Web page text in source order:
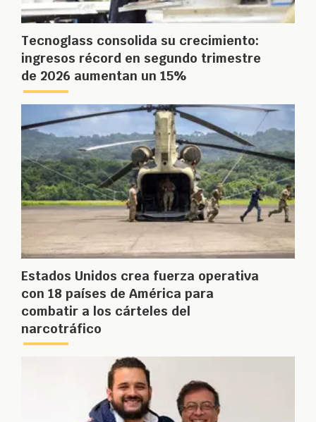
Tecnoglass consolida su crecimiento:
ingresos récord en segundo trimestre
de 2026 aumentan un 15%
Estados Unidos crea fuerza operativa
con 18 países de América para
combatir a los cárteles del
narcotráfico